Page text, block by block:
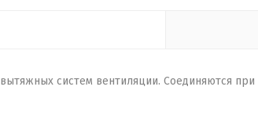
систем вентиляции. Соединяются